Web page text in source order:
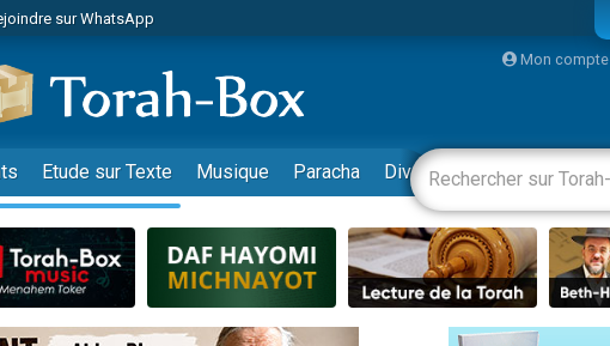
sur WhatsApp
un don pour 1 Journée de Vacances Pour les Enfants
une bénédiction
sur WhatsApp
en groupe sur Zoom
un don pour Diane, 80 ans, dans un appartement insalubre
sur WhatsApp
sur WhatsApp
Mon compte
Etude sur Texte Musique Paracha Divertissements Livres